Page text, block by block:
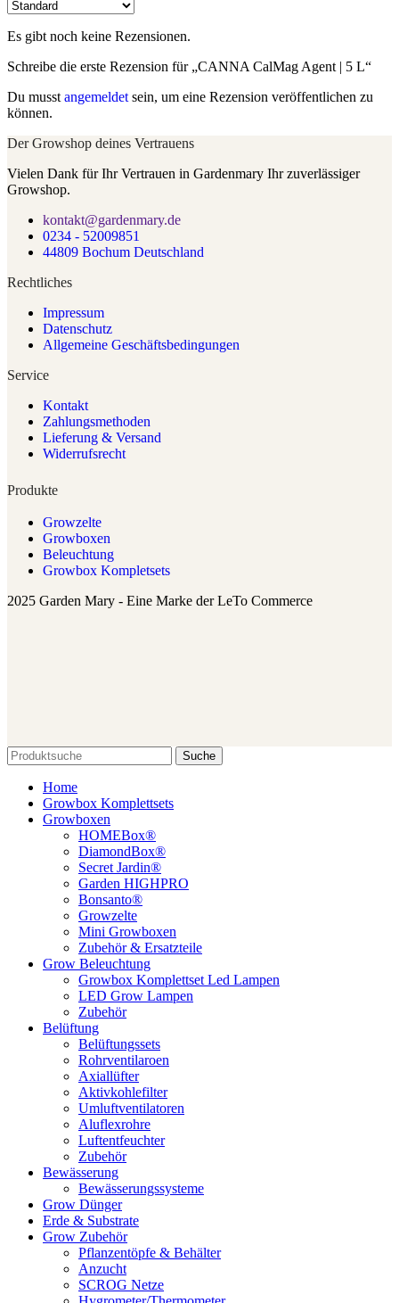
Es gibt noch keine Rezensionen.
Schreibe die erste Rezension für „CANNA CalMag Agent | 5 L“
Du musst angemeldet sein, um eine Rezension veröffentlichen zu
können.
Der Growshop deines Vertrauens
Vielen Dank für Ihr Vertrauen in Gardenmary Ihr zuverlässiger
Growshop.
kontakt@gardenmary.de
0234 - 52009851
44809 Bochum Deutschland
Rechtliches
Impressum
Datenschutz
Allgemeine Geschäftsbedingungen
Service
Kontakt
Zahlungsmethoden
Lieferung & Versand
Widerrufsrecht
Produkte
Growzelte
Growboxen
Beleuchtung
Growbox Kompletsets
2025 Garden Mary - Eine Marke der LeTo Commerce
Suche
Home
Growbox Komplettsets
Growboxen
HOMEBox®
DiamondBox®
Secret Jardin®
Garden HIGHPRO
Bonsanto®
Growzelte
Mini Growboxen
Zubehör & Ersatzteile
Grow Beleuchtung
Growbox Komplettset Led Lampen
LED Grow Lampen
Zubehör
Belüftung
Belüftungssets
Rohrventilaroen
Axiallüfter
Aktivkohlefilter
Umluftventilatoren
Aluflexrohre
Luftentfeuchter
Zubehör
Bewässerung
Bewässerungssysteme
Grow Dünger
Erde & Substrate
Grow Zubehör
Pflanzentöpfe & Behälter
Anzucht
SCROG Netze